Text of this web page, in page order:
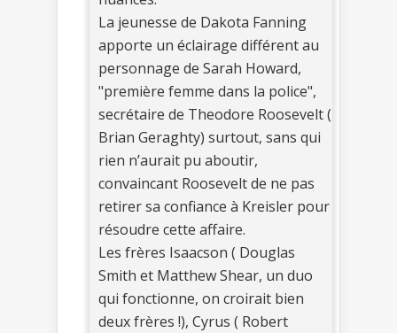
La jeunesse de Dakota Fanning
apporte un éclairage différent au
personnage de Sarah Howard,
"première femme dans la police",
secrétaire de Theodore Roosevelt (
Brian Geraghty) surtout, sans qui
rien n’aurait pu aboutir,
convaincant Roosevelt de ne pas
retirer sa confiance à Kreisler pour
résoudre cette affaire.
Les frères Isaacson ( Douglas
Smith et Matthew Shear, un duo
qui fonctionne, on croirait bien
deux frères !), Cyrus ( Robert